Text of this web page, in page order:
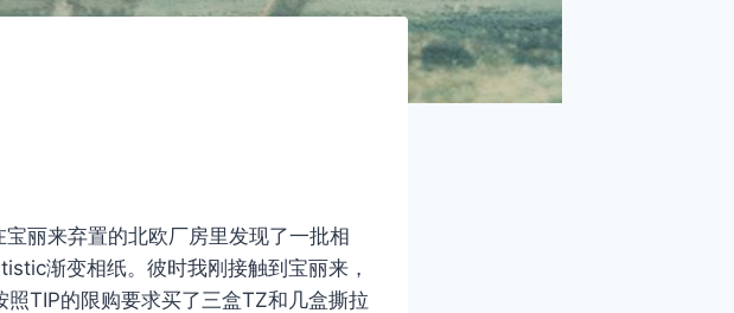
丽来弃置的北欧厂房里发现了一批相
渐变相纸。彼时我刚接触到宝丽来，
TIP的限购要求买了三盒TZ和几盒撕拉